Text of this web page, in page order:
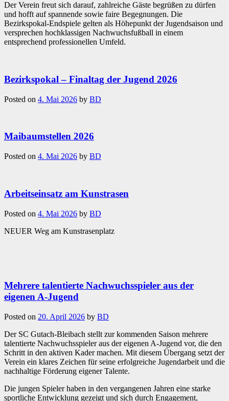
Der Verein freut sich darauf, zahlreiche Gäste begrüßen zu dürfen
und hofft auf spannende sowie faire Begegnungen. Die
Bezirkspokal-Endspiele gelten als Höhepunkt der Jugendsaison und
versprechen hochklassigen Nachwuchsfußball in einem
entsprechend professionellen Umfeld.
Bezirkspokal – Finaltag der Jugend 2026
Posted on 4. Mai 2026 by BD
Maibaumstellen 2026
Posted on 4. Mai 2026 by BD
Arbeitseinsatz am Kunstrasen
Posted on 4. Mai 2026 by BD
NEUER Weg am Kunstrasenplatz
Mehrere talentierte Nachwuchsspieler aus der
eigenen A-Jugend
Posted on 20. April 2026 by BD
Der SC Gutach-Bleibach stellt zur kommenden Saison mehrere
talentierte Nachwuchsspieler aus der eigenen A-Jugend vor, die den
Schritt in den aktiven Kader machen. Mit diesem Übergang setzt der
Verein ein klares Zeichen für seine erfolgreiche Jugendarbeit und die
nachhaltige Förderung eigener Talente.
Die jungen Spieler haben in den vergangenen Jahren eine starke
sportliche Entwicklung gezeigt und sich durch Engagement,